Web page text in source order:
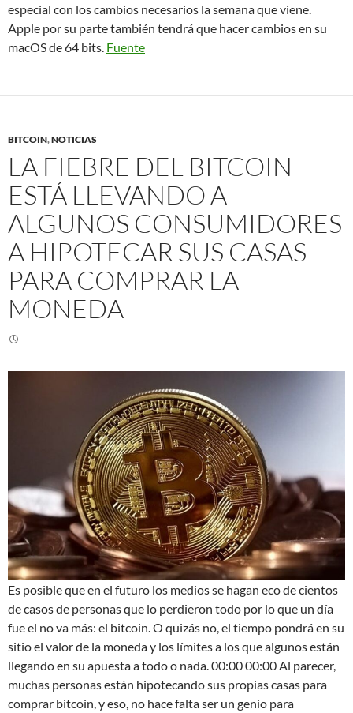
especial con los cambios necesarios la semana que viene.
Apple por su parte también tendrá que hacer cambios en su
macOS de 64 bits. Fuente
BITCOIN,NOTICIAS
LA FIEBRE DEL BITCOIN
ESTÁ LLEVANDO A
ALGUNOS CONSUMIDORES
A HIPOTECAR SUS CASAS
PARA COMPRAR LA
MONEDA
Es posible que en el futuro los medios se hagan eco de cientos
de casos de personas que lo perdieron todo por lo que un día
fue el no va más: el bitcoin. O quizás no, el tiempo pondrá en su
sitio el valor de la moneda y los límites a los que algunos están
llegando en su apuesta a todo o nada. 00:00 00:00 Al parecer,
muchas personas están hipotecando sus propias casas para
comprar bitcoin, y eso, no hace falta ser un genio para